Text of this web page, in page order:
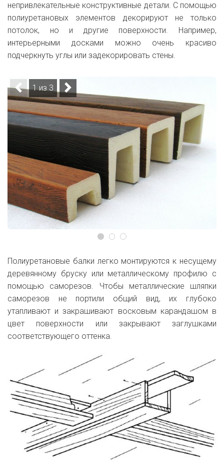
непривлекательные конструктивные детали. С помощью
полиуретановых элементов декорируют не только
потолок, но и другие поверхности. Например,
интерьерными досками можно очень красиво
подчеркнуть углы или задекорировать стены.
1 из 3
Полиуретановые балки легко монтируются к несущему
деревянному бруску или металлическому профилю с
помощью саморезов. Чтобы металлические шляпки
саморезов не портили общий вид, их глубоко
утапливают и закрашивают восковым карандашом в
цвет поверхности или закрывают заглушками
соответствующего оттенка.